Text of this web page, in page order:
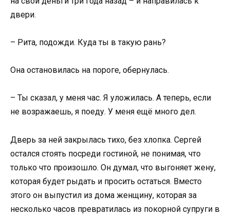
двери.
– Рита, подожди. Куда ты в такую рань?
Она остановилась на пороге, обернулась.
– Ты сказал, у меня час. Я уложилась. А теперь, если
не возражаешь, я поеду. У меня ещё много дел.
Дверь за ней закрылась тихо, без хлопка. Сергей
остался стоять посреди гостиной, не понимая, что
только что произошло. Он думал, что выгоняет жену,
которая будет рыдать и просить остаться. Вместо
этого он выпустил из дома женщину, которая за
несколько часов превратилась из покорной супруги в